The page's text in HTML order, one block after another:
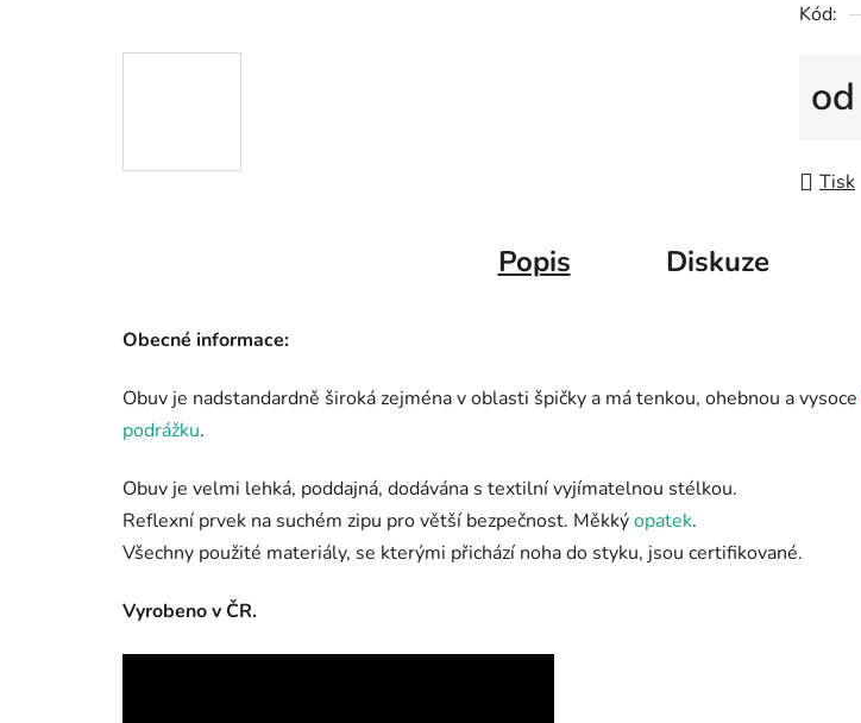
Kód:
od
Tisk
Popis Diskuze
Obecné informace:
Obuv je nadstandardně široká zejména v oblasti špičky a má tenkou, ohebnou a vysoce
podrážku.
Obuv je velmi lehká, poddajná, dodávána s textilní vyjímatelnou stélkou.
Reflexní prvek na suchém zipu pro větší bezpečnost. Měkkýopatek.
Všechny použité materiály, se kterými přichází noha do styku, jsou certifikované.
Vyrobeno v ČR.